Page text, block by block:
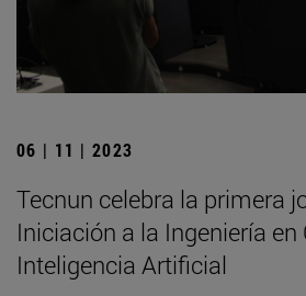
06 | 11 | 2023
Tecnun celebra la primera
Iniciación a la Ingeniería
Inteligencia Artificial